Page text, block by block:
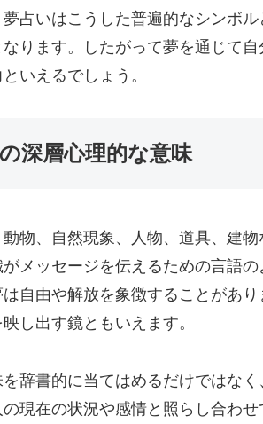
占いはこうした普遍的なシンボ
ります。したがって夢を通じて
いえるでしょう。
深層心理的な意味
物、自然現象、人物、道具、建
メッセージを伝えるための言語の
自由や解放を象徴することがあ
し出す鏡ともいえます。
辞書的に当てはめるだけではな
現在の状況や感情と照らし合わせ